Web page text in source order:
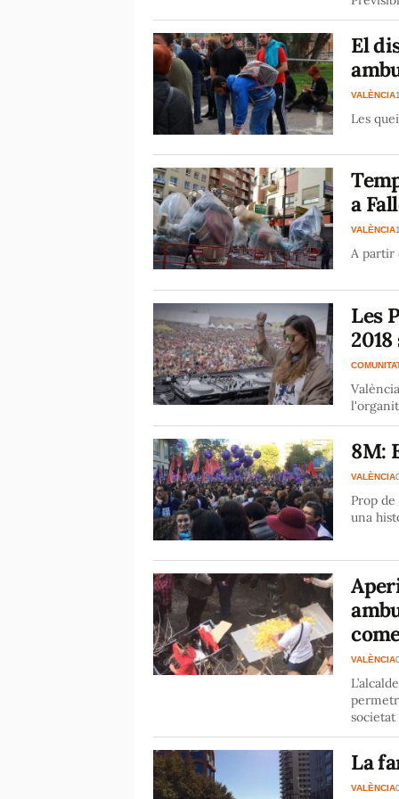
El
VALÈNCIA
Les
a
VALÈNCIA
A partir
Les
8M:
VALÈNCIA
Prop
una
VALÈNCIA
societat
La
VALÈNCIA